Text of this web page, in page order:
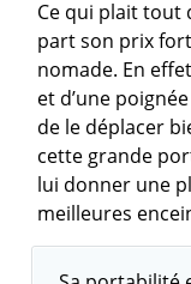
Ce qui plait tout
part son prix
nomade. En
et d’une
de le déplacer
cette grande
lui donner une
meilleures